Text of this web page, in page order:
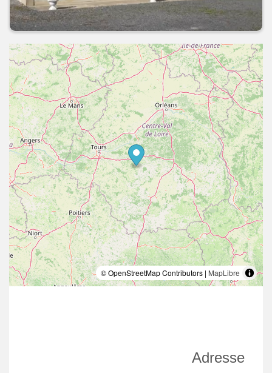
© OpenStreetMap Contributors | MapLibre
Adresse